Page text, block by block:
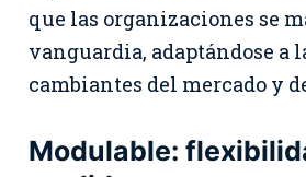
que las organizaciones se
vanguardia, adaptándose a
cambiantes del mercado y
Modulable: